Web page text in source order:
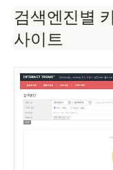
검색엔진별
사이트